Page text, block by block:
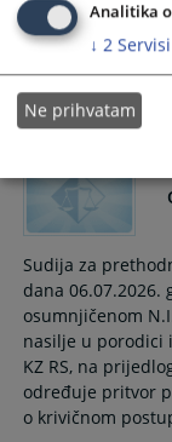
U periodu od
sudu u Tesliću
1653 predmeta.
Sudija za
dana
osumnjičenom
nasilje u porodici
KZ RS, na
određuje pritvor
Analitika
↓ 2
Ne prihvatam